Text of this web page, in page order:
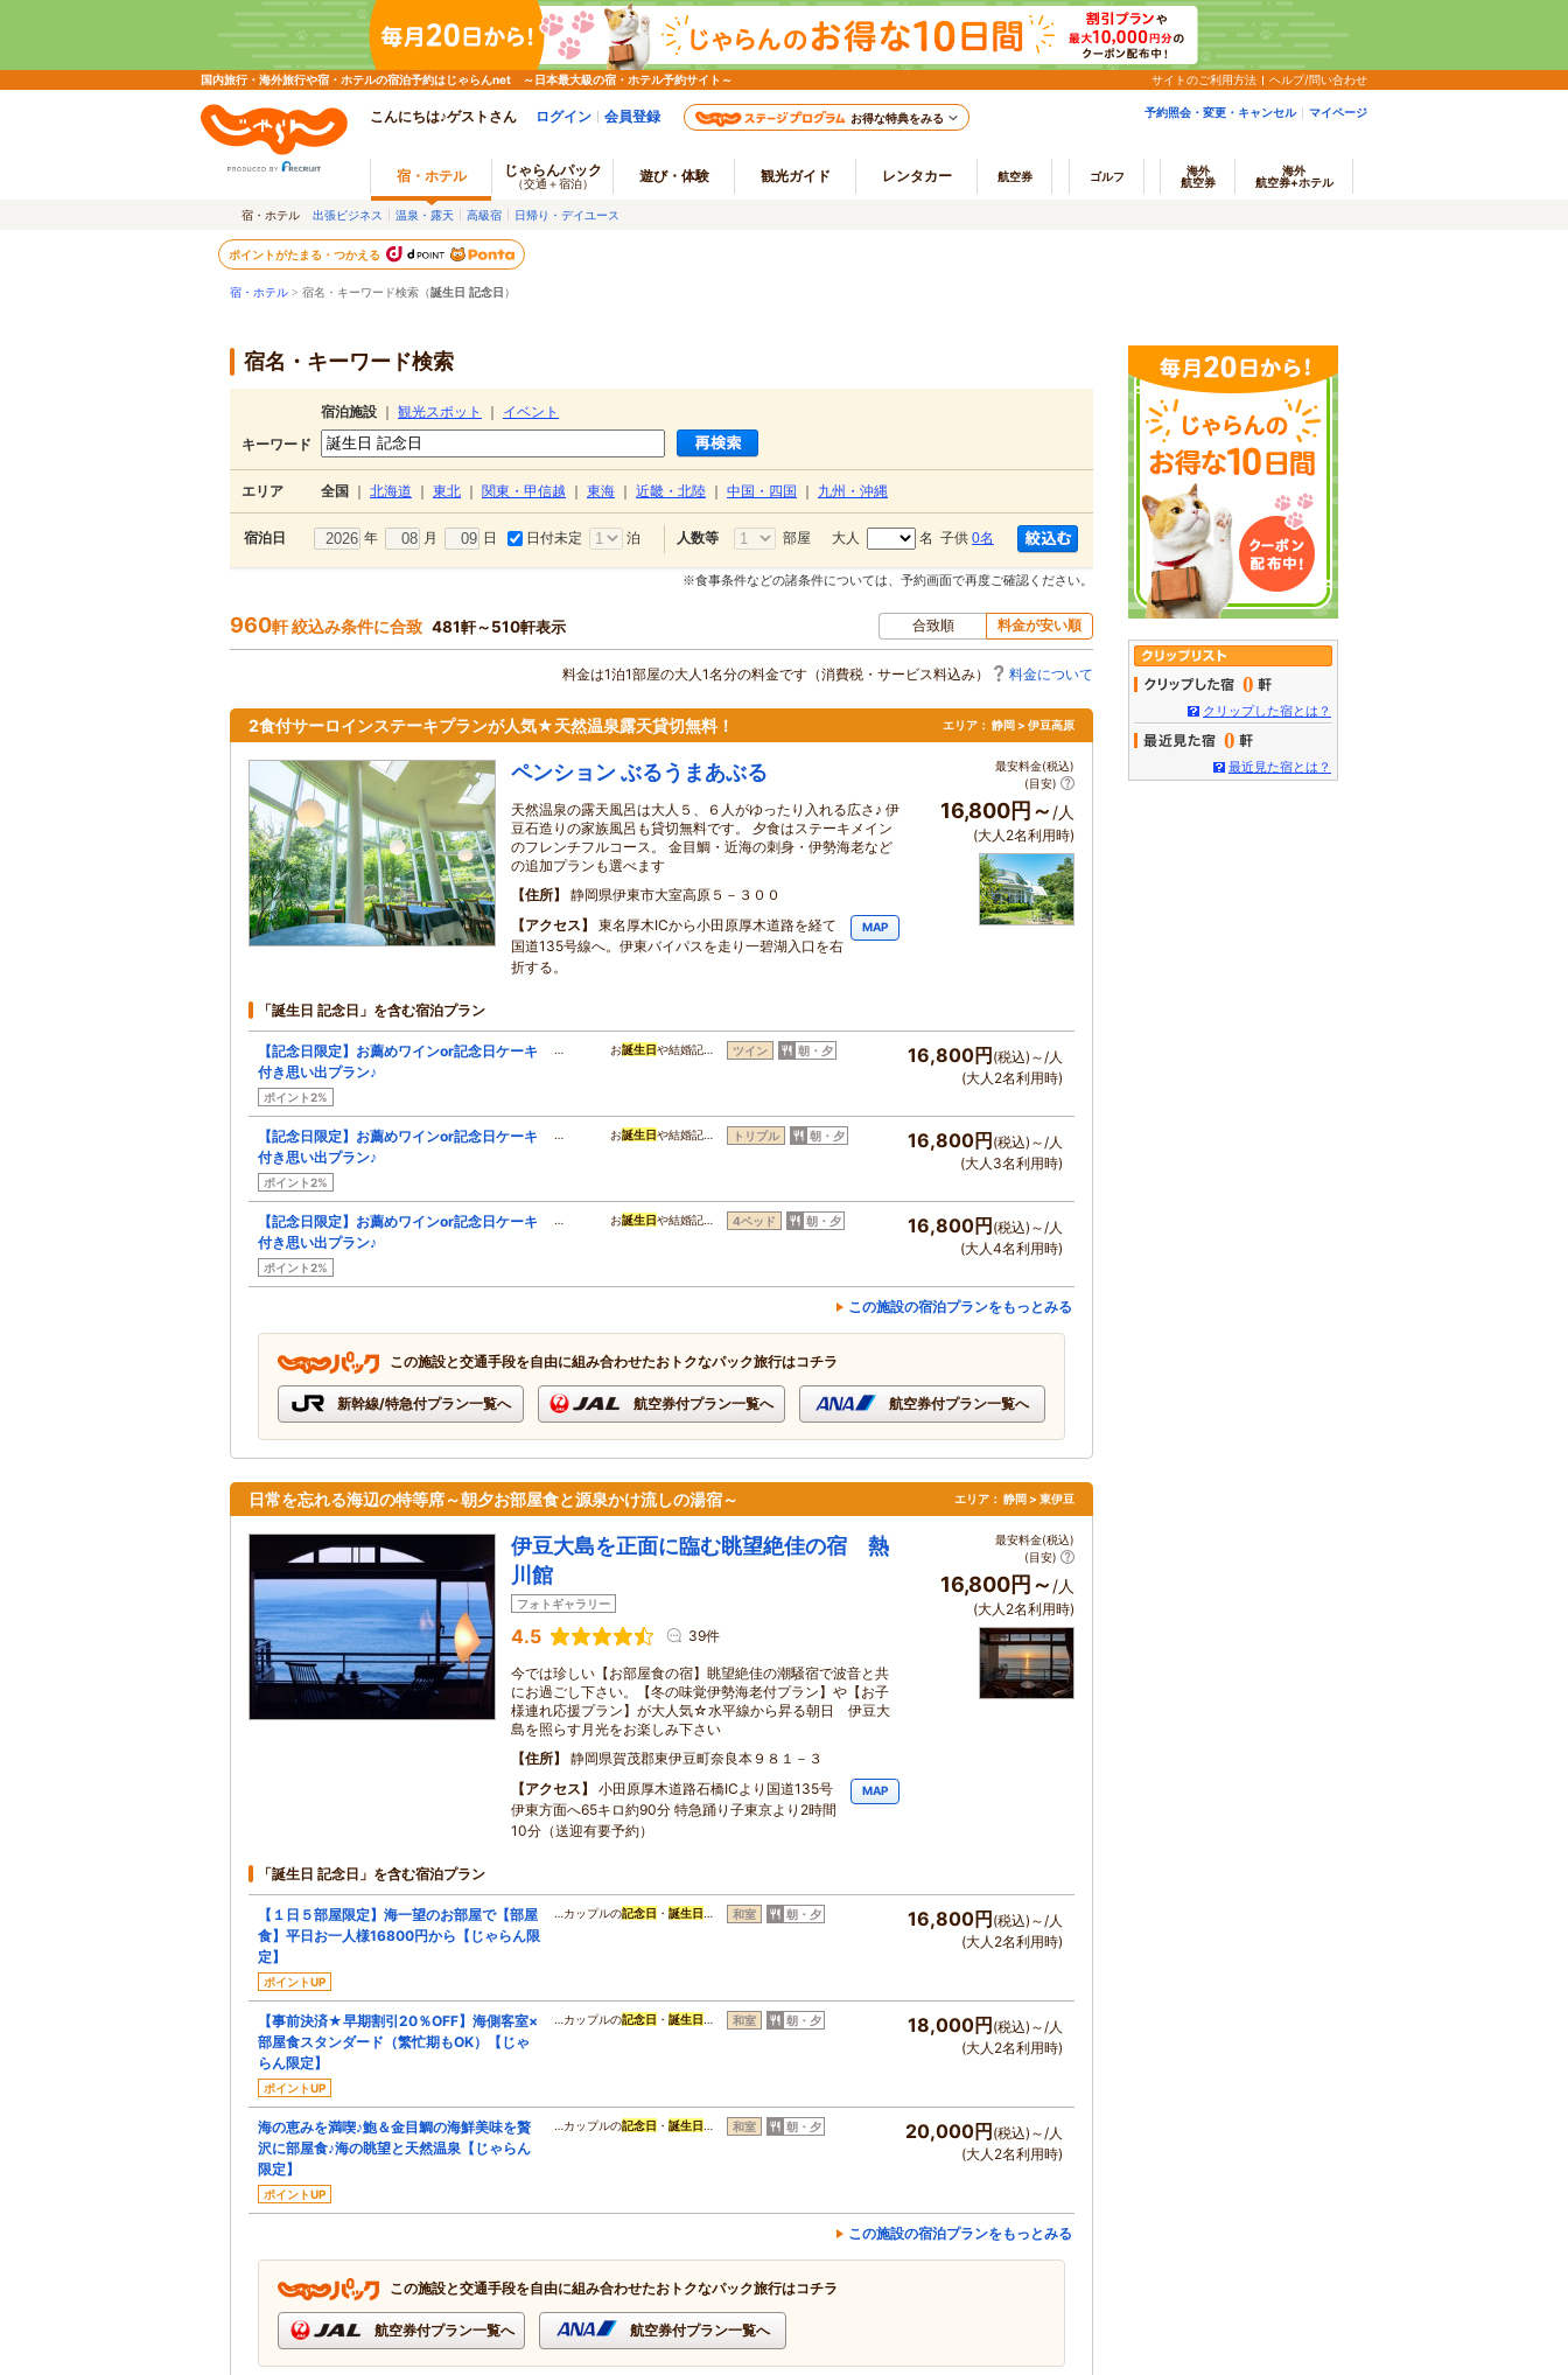
国内旅行・海外旅行や宿・ホテルの宿泊予約はじゃらんnet ～日本最大級の宿・ホテル予約サイト～ サイトのご利用方法 ヘルプ/問い合わせ
こんにちは♪ゲストさん ログイン 会員登録 お得な特典をみる 予約照会・変更・キャンセル マイページ
宿・ホテル じゃらんパック
（交通＋宿泊） 遊び・体験 観光ガイド レンタカー 航空券 ゴルフ
海外
航空券
海外
航空券+ホテル
宿・ホテル 出張ビジネス 温泉・露天 高級宿 日帰り・デイユース
ポイントがたまる・つかえる
宿・ホテル > 宿名・キーワード検索（誕生日 記念日 ）
宿名・キーワード検索
宿泊施設 観光スポット
イベント
キーワード
エリア 全国 北海道 東北 関東・甲信越 東海 近畿・北陸 中国・四国 九州・沖縄
宿泊日 年 月 日 日付未定 泊 人数等 部屋 大人 名 子供 0名
※食事条件などの諸条件については、予約画面で再度ご確認ください。
960軒 絞込み条件に合致 481軒～510軒表示 合致順 料金が安い順
料金は1泊1部屋の大人1名分の料金です（消費税・サービス料込み） 料金について
2食付サーロインステーキプランが人気★天然温泉露天貸切無料！ エリア： 静岡 > 伊豆高原
ペンション ぶるうまあぶる
天然温泉の露天風呂は大人５、６人がゆったり入れる広さ♪ 伊
豆石造りの家族風呂も貸切無料です。 夕食はステーキメイン
のフレンチフルコース。 金目鯛・近海の刺身・伊勢海老など
の追加プランも選べます
住所
静岡県伊東市大室高原５－３００
アクセス
東名厚木ICから小田原厚木道路を経て
国道135号線へ。伊東バイパスを走り一碧湖入口を右
折する。
MAP
最安料金(税込)
(目安)
16,800円～ /人
(大人2名利用時)
「誕生日 記念日」を含む宿泊プラン
【記念日限定】お薦めワインor記念日ケーキ
付き思い出プラン♪
ポイント2%
… お誕生日や結婚記… ツイン 朝・夕 16,800円 (税込)～/人
(大人2名利用時)
【記念日限定】お薦めワインor記念日ケーキ
付き思い出プラン♪
ポイント2%
… お誕生日や結婚記… トリプル 朝・夕 16,800円 (税込)～/人
(大人3名利用時)
【記念日限定】お薦めワインor記念日ケーキ
付き思い出プラン♪
ポイント2%
… お誕生日や結婚記… 4ベッド 朝・夕 16,800円 (税込)～/人
(大人4名利用時)
この施設の宿泊プランをもっとみる
この施設と交通手段を自由に組み合わせたおトクなパック旅行はコチラ
新幹線/特急付プラン一覧へ 航空券付プラン一覧へ 航空券付プラン一覧へ
日常を忘れる海辺の特等席～朝夕お部屋食と源泉かけ流しの湯宿～ エリア： 静岡 > 東伊豆
伊豆大島を正面に臨む眺望絶佳の宿 熱
川館
フォトギャラリー
4.5 39件
今では珍しい【お部屋食の宿】眺望絶佳の潮騒宿で波音と共
にお過ごし下さい。【冬の味覚伊勢海老付プラン】や【お子
様連れ応援プラン】が大人気☆水平線から昇る朝日 伊豆大
島を照らす月光をお楽しみ下さい
住所
静岡県賀茂郡東伊豆町奈良本９８１－３
アクセス
小田原厚木道路石橋ICより国道135号
伊東方面へ65キロ約90分 特急踊り子東京より2時間
10分（送迎有要予約）
MAP
最安料金(税込)
(目安)
16,800円～ /人
(大人2名利用時)
「誕生日 記念日」を含む宿泊プラン
【１日５部屋限定】海一望のお部屋で【部屋
食】平日お一人様16800円から【じゃらん限
定】
ポイントUP
…カップルの記念日 ・ 誕生日… 和室 朝・夕 16,800円 (税込)～/人
(大人2名利用時)
【事前決済★早期割引20％OFF】海側客室×
部屋食スタンダード（繁忙期もOK）【じゃ
らん限定】
ポイントUP
…カップルの記念日 ・ 誕生日… 和室 朝・夕 18,000円 (税込)～/人
(大人2名利用時)
海の恵みを満喫♪鮑＆金目鯛の海鮮美味を贅
沢に部屋食♪海の眺望と天然温泉【じゃらん
限定】
ポイントUP
…カップルの記念日 ・ 誕生日… 和室 朝・夕 20,000円 (税込)～/人
(大人2名利用時)
この施設の宿泊プランをもっとみる
この施設と交通手段を自由に組み合わせたおトクなパック旅行はコチラ
航空券付プラン一覧へ 航空券付プラン一覧へ
0
クリップした宿とは？
0
最近見た宿とは？